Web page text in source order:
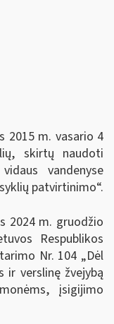
2015 m. vasario 4
skirtų naudoti
vandenyse
patvirtinimo“.
2024 m. gruodžio
Respublikos
Nr. 104 „Dėl
ir verslinę žvejybą
įsigijimo